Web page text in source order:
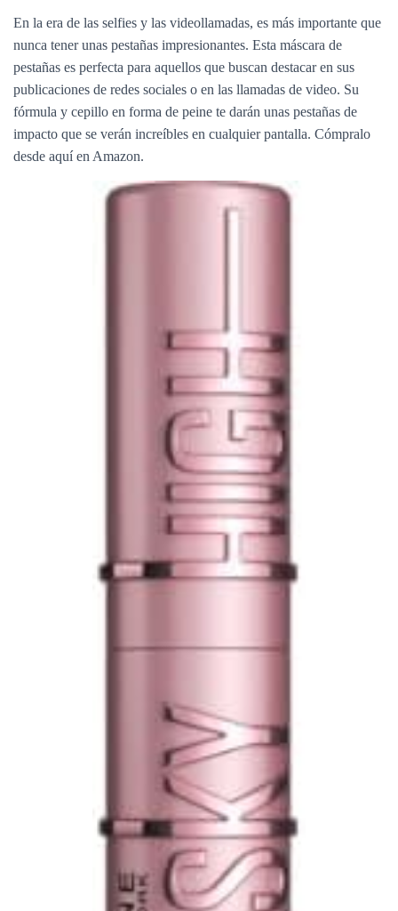
En la era de las selfies y las videollamadas, es más importante que
nunca tener unas pestañas impresionantes. Esta máscara de
pestañas es perfecta para aquellos que buscan destacar en sus
publicaciones de redes sociales o en las llamadas de video. Su
fórmula y cepillo en forma de peine te darán unas pestañas de
impacto que se verán increíbles en cualquier pantalla. Cómpralo
desde aquí en Amazon.